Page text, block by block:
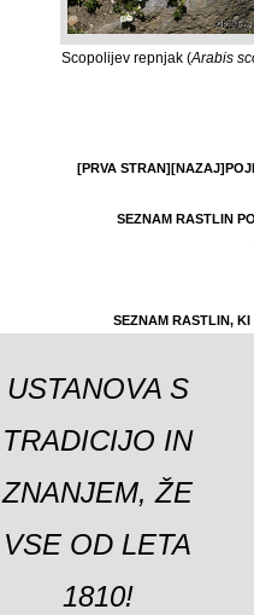
Scopolijev repnjak (Arabis
[PRVA STRAN][NAZAJ]
SEZNAM RASTLIN
SEZNAM RASTLIN,
USTANOVA S
TRADICIJO IN
ZNANJEM, ŽE
VSE OD LETA
1810!